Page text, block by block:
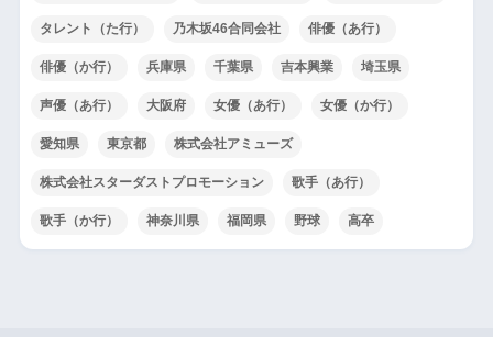
タレント（た行） 乃木坂46合同会社 俳優（あ行）
俳優（か行） 兵庫県 千葉県 吉本興業 埼玉県
声優（あ行） 大阪府 女優（あ行） 女優（か行）
愛知県 東京都 株式会社アミューズ
株式会社スターダストプロモーション 歌手（あ行）
歌手（か行） 神奈川県 福岡県 野球 高卒